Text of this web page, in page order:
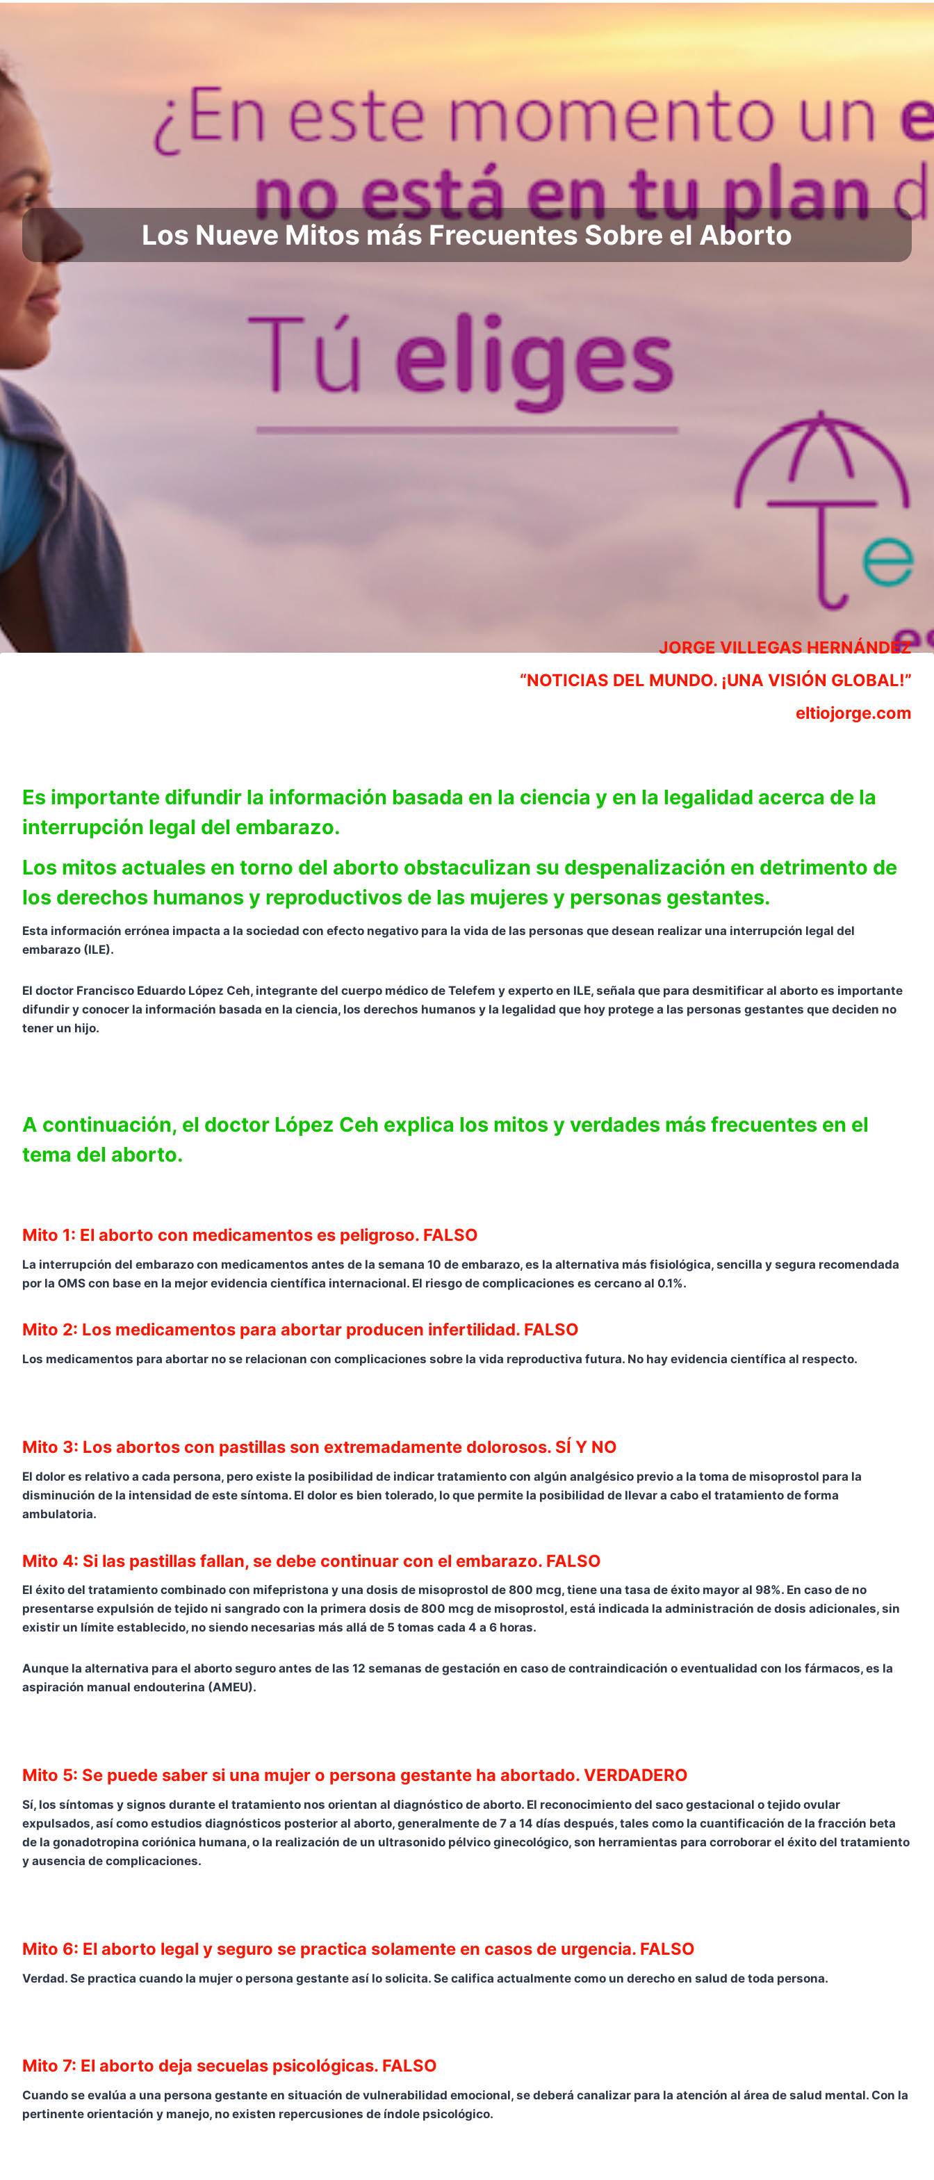
Los Nueve Mitos más Frecuentes Sobre el Aborto
JORGE VILLEGAS HERNÁNDEZ
“NOTICIAS DEL MUNDO. ¡UNA VISIÓN GLOBAL!”
eltiojorge.com
Es importante difundir la información basada en la ciencia y en la legalidad acerca de la
interrupción legal del embarazo.
Los mitos actuales en torno del aborto obstaculizan su despenalización en detrimento de
los derechos humanos y reproductivos de las mujeres y personas gestantes.
Esta información errónea impacta a la sociedad con efecto negativo para la vida de las personas que desean realizar una interrupción legal del
embarazo (ILE).
El doctor Francisco Eduardo López Ceh, integrante del cuerpo médico de Telefem y experto en ILE, señala que para desmitificar al aborto es importante
difundir y conocer la información basada en la ciencia, los derechos humanos y la legalidad que hoy protege a las personas gestantes que deciden no
tener un hijo.
A continuación, el doctor López Ceh explica los mitos y verdades más frecuentes en el
tema del aborto.
Mito 1: El aborto con medicamentos es peligroso. FALSO
La interrupción del embarazo con medicamentos antes de la semana 10 de embarazo, es la alternativa más fisiológica, sencilla y segura recomendada
por la OMS con base en la mejor evidencia científica internacional. El riesgo de complicaciones es cercano al 0.1%.
Mito 2: Los medicamentos para abortar producen infertilidad. FALSO
Los medicamentos para abortar no se relacionan con complicaciones sobre la vida reproductiva futura. No hay evidencia científica al respecto.
Mito 3: Los abortos con pastillas son extremadamente dolorosos. SÍ Y NO
El dolor es relativo a cada persona, pero existe la posibilidad de indicar tratamiento con algún analgésico previo a la toma de misoprostol para la
disminución de la intensidad de este síntoma. El dolor es bien tolerado, lo que permite la posibilidad de llevar a cabo el tratamiento de forma
ambulatoria.
Mito 4: Si las pastillas fallan, se debe continuar con el embarazo. FALSO
El éxito del tratamiento combinado con mifepristona y una dosis de misoprostol de 800 mcg, tiene una tasa de éxito mayor al 98%. En caso de no
presentarse expulsión de tejido ni sangrado con la primera dosis de 800 mcg de misoprostol, está indicada la administración de dosis adicionales, sin
existir un límite establecido, no siendo necesarias más allá de 5 tomas cada 4 a 6 horas.
Aunque la alternativa para el aborto seguro antes de las 12 semanas de gestación en caso de contraindicación o eventualidad con los fármacos, es la
aspiración manual endouterina (AMEU).
Mito 5: Se puede saber si una mujer o persona gestante ha abortado. VERDADERO
Sí, los síntomas y signos durante el tratamiento nos orientan al diagnóstico de aborto. El reconocimiento del saco gestacional o tejido ovular
expulsados, así como estudios diagnósticos posterior al aborto, generalmente de 7 a 14 días después, tales como la cuantificación de la fracción beta
de la gonadotropina coriónica humana, o la realización de un ultrasonido pélvico ginecológico, son herramientas para corroborar el éxito del tratamiento
y ausencia de complicaciones.
Mito 6: El aborto legal y seguro se practica solamente en casos de urgencia. FALSO
Verdad. Se practica cuando la mujer o persona gestante así lo solicita. Se califica actualmente como un derecho en salud de toda persona.
Mito 7: El aborto deja secuelas psicológicas. FALSO
Cuando se evalúa a una persona gestante en situación de vulnerabilidad emocional, se deberá canalizar para la atención al área de salud mental. Con la
pertinente orientación y manejo, no existen repercusiones de índole psicológico.